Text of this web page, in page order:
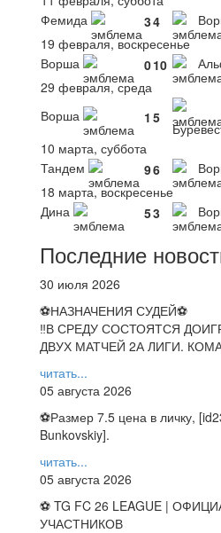
Фемида
34
19 февраля, воскресенье
Ворша
010
29 февраля, среда
Ворша
1 5
10 марта, суббота
Тандем
96
18 марта, воскресенье
Дина
53
Последние
30 июля 2026
⚽НАЗНАЧЕНИЯ СУДЕЙ⚽
‼В СРЕДУ СОСТОЯТСЯ
ДВУХ МАТЧЕЙ 2А ЛИГИ.
читать...
05 августа 2026
⚽️Размер 7.5 цена в личку,
Bunkovskiy].
читать...
05 августа 2026
⚽ TG FC 26 LEAGUE |
УЧАСТНИКОВ